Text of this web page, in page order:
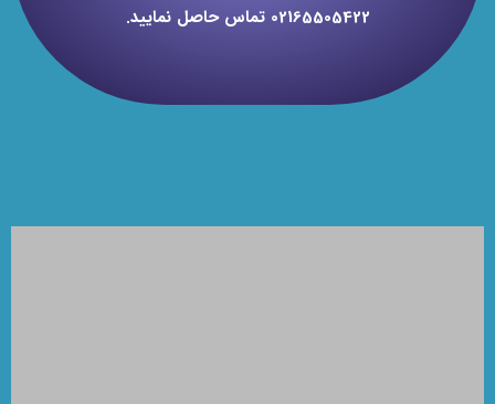
02165505422 تماس حاصل نمایید.